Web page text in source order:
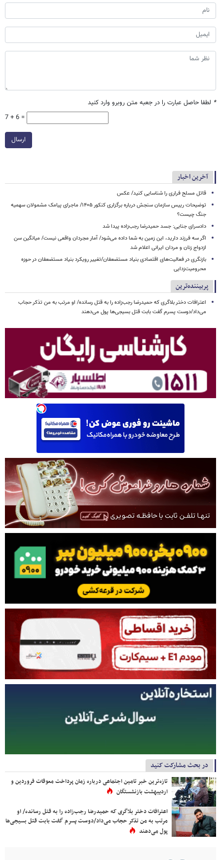
* لطفا حاصل عبارت را در جعبه متن روبرو وارد کنید
7 + 6 =
ارسال
آخرین اخبار
قاتل مسلح فراری را شناسایی کنید/ عکس
توضیحات رییس سازمان سنجش درباره برگزاری کنکور ۱۴۰۵/ ماجرای پیامک مشمولان سهمیه
جنگ چیست؟
دادسرای جنایی: جسد حمیدرضا رجب‌زاده پیدا شد
اگر سه فرزند دارید، این زمین به شما داده می‌شود/ آمار مجردان واقعی نیست/ میانگین سن
ازدواج زنان و مردان ایرانی اعلام شد
بازنگری در فعالیت‌های اقتصادی بنیاد مستضعفان/تغییر رویکرد بنیاد مستضعفان در حوزه
محرومیت‌زدایی
پربیننده‌ترین
اعترافات دختر بلاگری که حمیدرضا رجب‌زاده را به قتل رسانده/ او مرتب به من تذکر حجاب
می‌داد/دوست پسرم گفت بابت قتل بسیجی‌ها پول می‌دهند
در بحث مشارکت کنید
تازه‌ترین خبر تامین اجتماعی درباره زمان پرداخت معوقات فروردین و
اردیبهشت بازنشستگان
اعترافات دختر بلاگری که حمیدرضا رجب‌زاده را به قتل رسانده/ او
مرتب به من تذکر حجاب می‌داد/دوست پسرم گفت بابت قتل بسیجی‌ها
پول می‌دهند